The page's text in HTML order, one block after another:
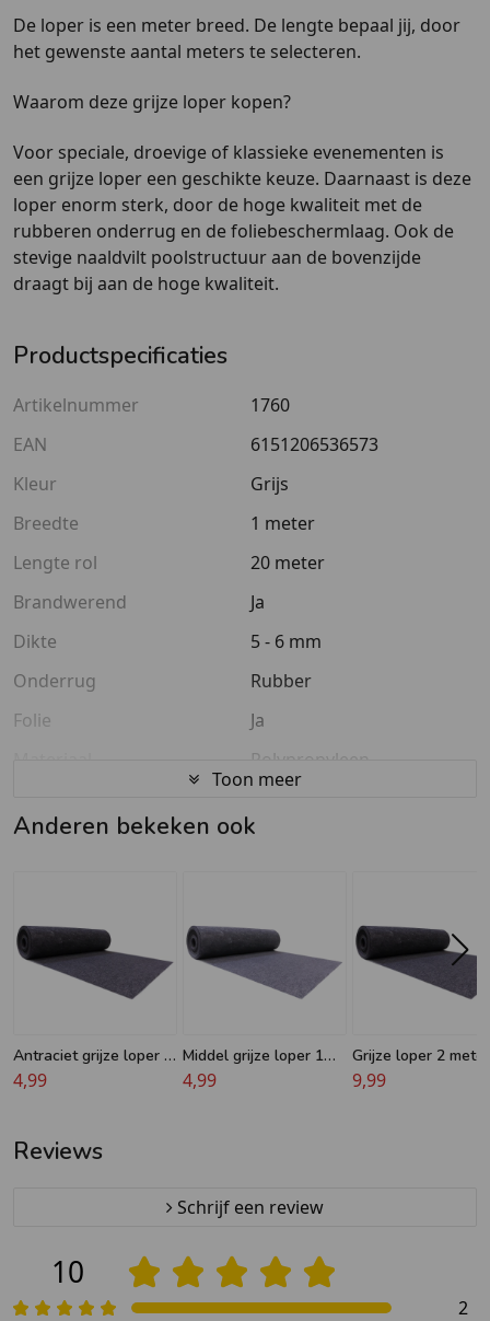
De loper is een meter breed. De lengte bepaal jij, door
het gewenste aantal meters te selecteren.
Waarom deze grijze loper kopen?
Voor speciale, droevige of klassieke evenementen is
een grijze loper een geschikte keuze. Daarnaast is deze
loper enorm sterk, door de hoge kwaliteit met de
rubberen onderrug en de foliebeschermlaag. Ook de
stevige naaldvilt poolstructuur aan de bovenzijde
draagt bij aan de hoge kwaliteit.
Productspecificaties
Artikelnummer
1760
EAN
6151206536573
Kleur
Grijs
Breedte
1 meter
Lengte rol
20 meter
Brandwerend
Ja
Dikte
5 - 6 mm
Onderrug
Rubber
Folie
Ja
Polypropyleen
Toon meer
Anderen bekeken ook
Antraciet grijze loper 1
meter breed
4,99
Middel grijze loper 1
meter breed
4,99
Grijze loper 2 meter
breed
9,99
Reviews
Schrijf een review
10
2